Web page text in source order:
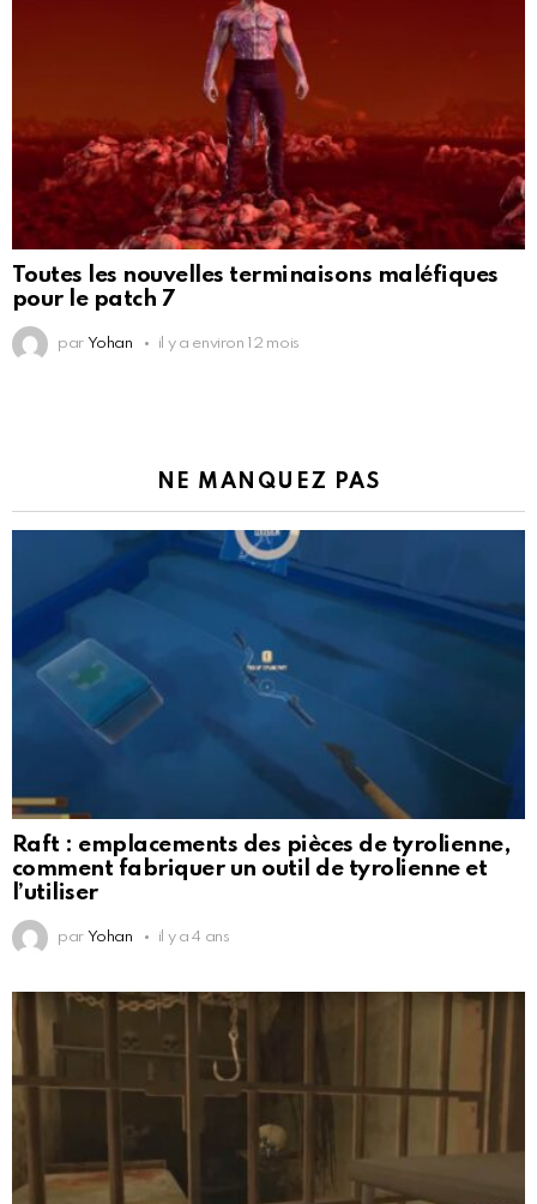
Toutes les nouvelles terminaisons maléfiques
pour le patch 7
par Yohan il y a environ 12 mois
NE MANQUEZ PAS
Raft : emplacements des pièces de tyrolienne,
comment fabriquer un outil de tyrolienne et
l’utiliser
par Yohan il y a 4 ans